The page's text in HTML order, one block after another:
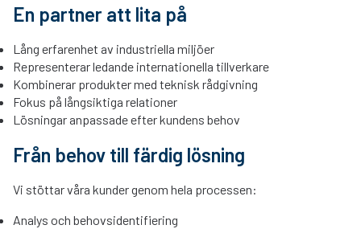
En partner att lita på
Lång erfarenhet av industriella miljöer
Representerar ledande internationella tillverkare
Kombinerar produkter med teknisk rådgivning
Fokus på långsiktiga relationer
Lösningar anpassade efter kundens behov
Från behov till färdig lösning
Vi stöttar våra kunder genom hela processen:
Analys och behovsidentifiering